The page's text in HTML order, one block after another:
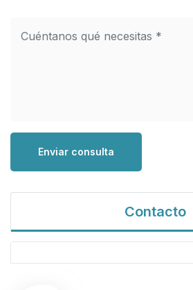
Enviar consulta
Contacto